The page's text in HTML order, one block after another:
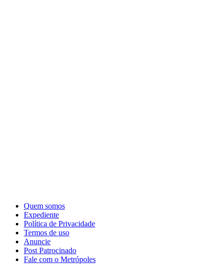
Quem somos
Expediente
Política de Privacidade
Termos de uso
Anuncie
Post Patrocinado
Fale com o Metrópoles